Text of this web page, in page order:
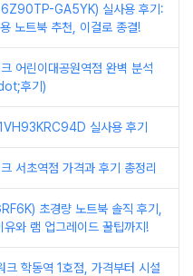
GA5YK) 실사용 후기:
노트북 추천, 이걸로 종결!
어린이대공원역점 완벽 분석
후기)
실사용 후기
서초역점 가격과 후기 총정리
초경량 노트북 솔직 후기,
와 램 업그레이드 꿀팁까지!
크 학동역 1호점, 가격부터 시설